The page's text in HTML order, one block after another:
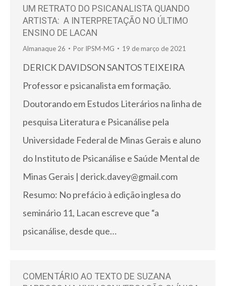
UM RETRATO DO PSICANALISTA QUANDO
ARTISTA: A INTERPRETAÇÃO NO ÚLTIMO
ENSINO DE LACAN
Almanaque 26 Por IPSM-MG 19 de março de 2021
DERICK DAVIDSON SANTOS TEIXEIRA
Professor e psicanalista em formação.
Doutorando em Estudos Literários na linha de
pesquisa Literatura e Psicanálise pela
Universidade Federal de Minas Gerais e aluno
do Instituto de Psicanálise e Saúde Mental de
Minas Gerais | derick.davey@gmail.com
Resumo: No prefácio à edição inglesa do
seminário 11, Lacan escreve que “a
psicanálise, desde que…
COMENTÁRIO AO TEXTO DE SUZANA